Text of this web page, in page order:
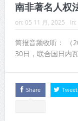
南非著名人权
on: 05 11 月, 2025 In:
简报音频收听： （
30日，联合国日内
Share Tweet